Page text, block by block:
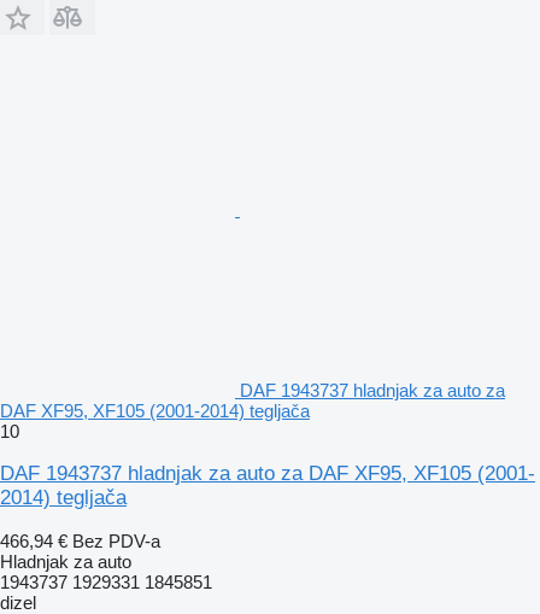
DAF 1943737 hladnjak za auto za
DAF XF95, XF105 (2001-2014) tegljača
10
DAF 1943737 hladnjak za auto za DAF XF95, XF105 (2001-
2014) tegljača
466,94 € Bez PDV-a
Hladnjak za auto
1943737 1929331 1845851
dizel